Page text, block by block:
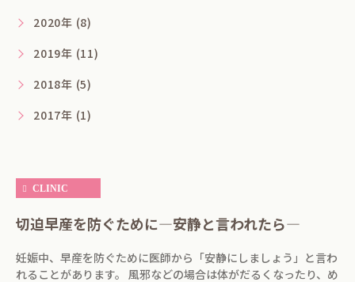
CLINIC
切迫早産を防ぐために―安静と言われたら―
妊娠中、早産を防ぐために医師から「安静にしましょう」と言わ
れることがあります。 風邪などの場合は体がだるくなったり、め
2020年 (8)
2019年 (11)
2018年 (5)
2017年 (1)